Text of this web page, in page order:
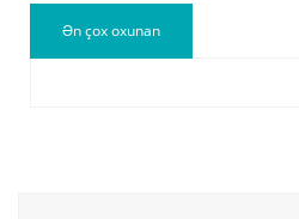
Ən çox oxunan